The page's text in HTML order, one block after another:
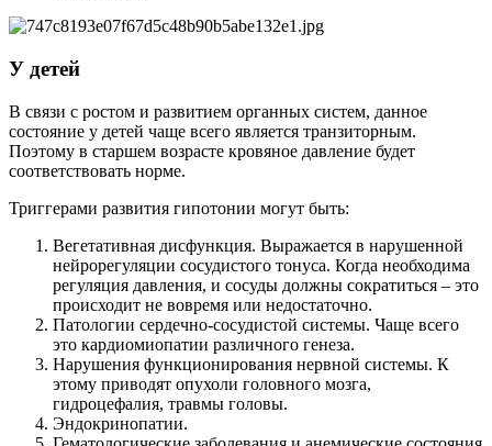
У детей
В связи с ростом и развитием органных систем, данное
состояние у детей чаще всего является транзиторным.
Поэтому в старшем возрасте кровяное давление будет
соответствовать норме.
Триггерами развития гипотонии могут быть:
Вегетативная дисфункция. Выражается в нарушенной
нейрорегуляции сосудистого тонуса. Когда необходима
регуляция давления, и сосуды должны сократиться – это
происходит не вовремя или недостаточно.
Патологии сердечно-сосудистой системы. Чаще всего
это кардиомиопатии различного генеза.
Нарушения функционирования нервной системы. К
этому приводят опухоли головного мозга,
гидроцефалия, травмы головы.
Эндокринопатии.